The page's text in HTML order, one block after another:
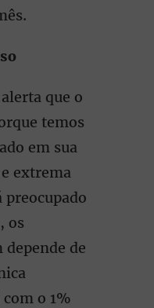
que o
temos
em sua
extrema
preocupado
os
depende de
o 1%